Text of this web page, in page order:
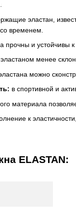
эластан,
временем.
прочны и устойчивы
менее
можно
в спортивной и
материала
к
ELASTAN: